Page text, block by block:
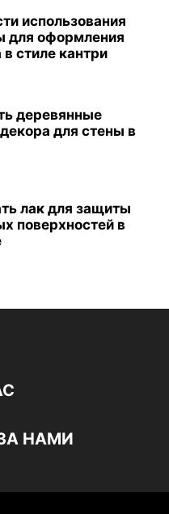
использования
для оформления
стиле кантри
деревянные
для стены в
лак для защиты
поверхностей в
НАМИ